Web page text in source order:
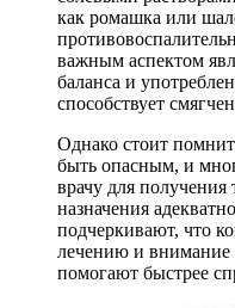
как ромашка или
важным аспектом
баланса и
способствует
Однако стоит
быть опасным, и
врачу для получения
назначения
подчеркивают, что
лечению и внимание
помогают быстрее